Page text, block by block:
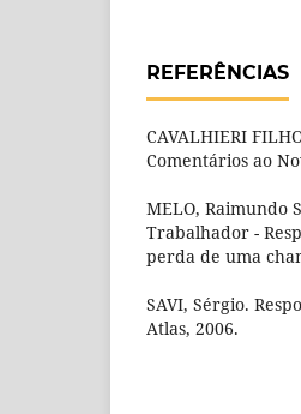
REFERÊNCIAS
CAVALHIERI
Comentários ao
MELO, Raimundo
Trabalhador -
perda de uma
SAVI, Sérgio.
Atlas, 2006.